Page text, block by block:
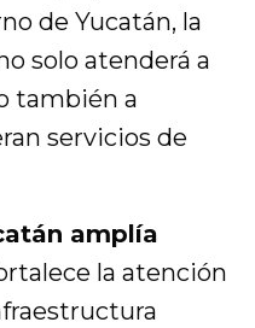
de Yucatán, la
solo atenderá a
también a
servicios de
amplía
la atención